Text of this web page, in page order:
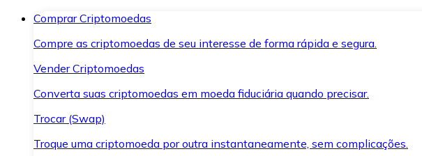
Comprar Criptomoedas
Compre as criptomoedas de seu interesse de forma rápida e segura.
Vender Criptomoedas
Converta suas criptomoedas em moeda fiduciária quando precisar.
Trocar (Swap)
Troque uma criptomoeda por outra instantaneamente, sem complicações.